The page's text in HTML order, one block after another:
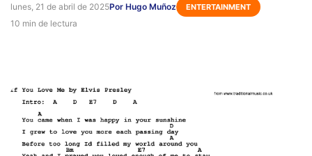
lunes, 21 de abril de 2025Por Hugo Muñoz ENTERTAINMENT
10 min de lectura